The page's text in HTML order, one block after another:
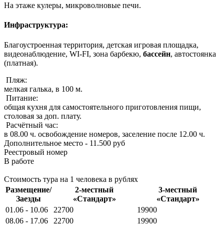
На этаже кулеры, микроволновые печи.
Инфраструктура:
Благоустроенная территория, детская игровая площадка,
видеонаблюдение, WI-FI, зона барбекю, бассейн, автостоянка
(платная).
Пляж:
мелкая галька, в 100 м.
Питание:
общая кухня для самостоятельного приготовления пищи,
столовая за доп. плату.
Расчётный час:
в 08.00 ч. освобождение номеров, заселение после 12.00 ч.
Дополнительное место - 11.500 руб
Реестровый номер
В работе
Стоимость тура на 1 человека в рублях
Размещение/
Заезды
2-местный
«Стандарт»
3-местный
«Стандарт»
01.06 - 10.06
22700
19900
08.06 - 17.06
22700
19900